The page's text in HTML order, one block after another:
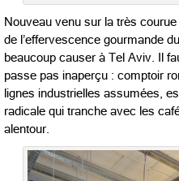
Nouveau venu sur la très
de l’effervescence gourmande
beaucoup causer à Tel Aviv. Il
passe pas inaperçu : comptoir
lignes industrielles assumées,
radicale qui tranche avec les
alentour.